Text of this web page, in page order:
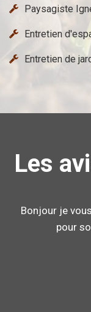
Paysagiste
Entretien
Entretien de
Les